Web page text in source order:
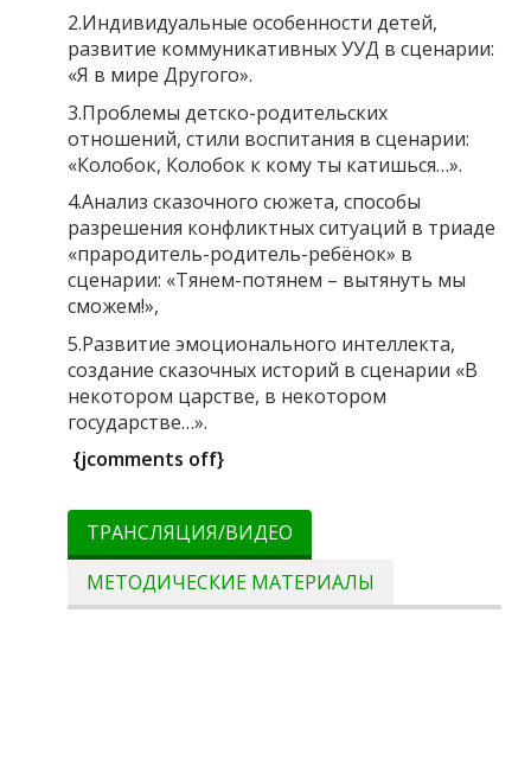
2.Индивидуальные особенности детей,
развитие коммуникативных УУД в сценарии:
«Я в мире Другого».
3.Проблемы детско-родительских
отношений, стили воспитания в сценарии:
«Колобок, Колобок к кому ты катишься…».
4.Анализ сказочного сюжета, способы
разрешения конфликтных ситуаций в триаде
«прародитель-родитель-ребёнок» в
сценарии: «Тянем-потянем – вытянуть мы
сможем!»,
5.Развитие эмоционального интеллекта,
создание сказочных историй в сценарии «В
некотором царстве, в некотором
государстве…».
{jcomments off}
ТРАНСЛЯЦИЯ/ВИДЕО
МЕТОДИЧЕСКИЕ МАТЕРИАЛЫ